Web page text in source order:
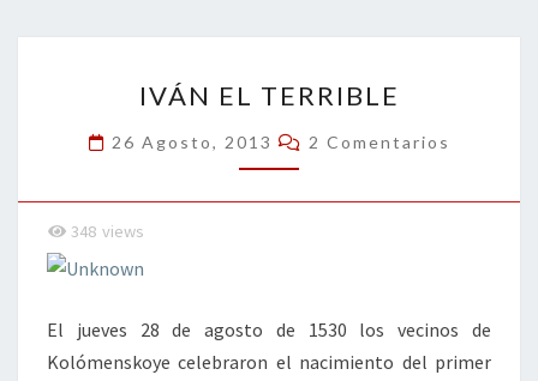
EL
TERRIBLE
IVÁN EL TERRIBLE
26 Agosto, 2013 Comentarios
2 Comentarios
348 views
El jueves 28 de agosto de 1530 los vecinos de
Kolómenskoye celebraron el nacimiento del primer